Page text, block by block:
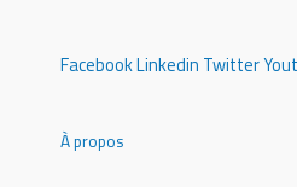
FacebookLinkedin Twitter
À propos